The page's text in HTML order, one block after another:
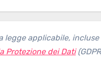
applicabile,
Protezione dei Dati